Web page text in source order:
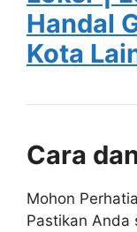
Handal
Kota
Cara
Mohon
Pastikan Anda